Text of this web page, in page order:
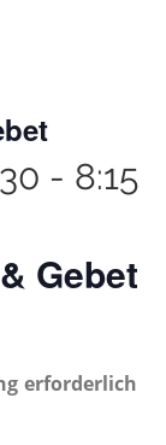
- 8:15
Gebet
erforderlich